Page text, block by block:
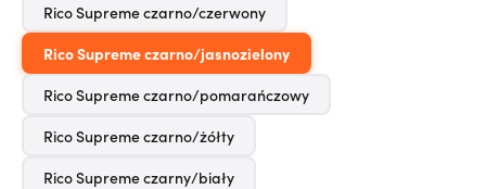
Rico Supreme czarno/czerwony
Rico Supreme czarno/jasnozielony
Rico Supreme czarno/pomarańczowy
Rico Supreme czarno/żółty
Rico Supreme czarny/biały